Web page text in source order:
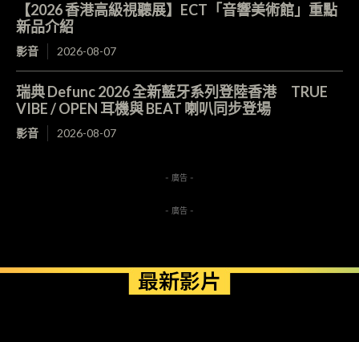
【2026 香港高級視聽展】ECT「音響美術館」重點
新品介紹
影音 2026-08-07
瑞典 Defunc 2026 全新藍牙系列登陸香港 TRUE
VIBE / OPEN 耳機與 BEAT 喇叭同步登場
影音 2026-08-07
- 廣告 -
- 廣告 -
最新影片